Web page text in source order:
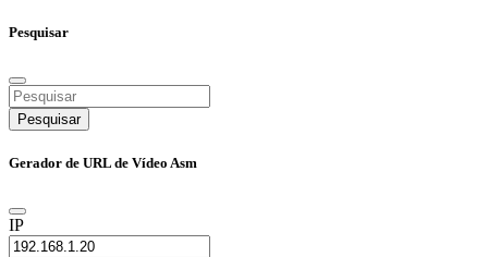
Pesquisar
Pesquisar
Gerador de URL de Vídeo Asm
IP